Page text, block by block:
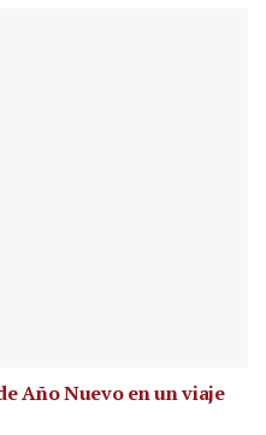
Año Nuevo en un viaje